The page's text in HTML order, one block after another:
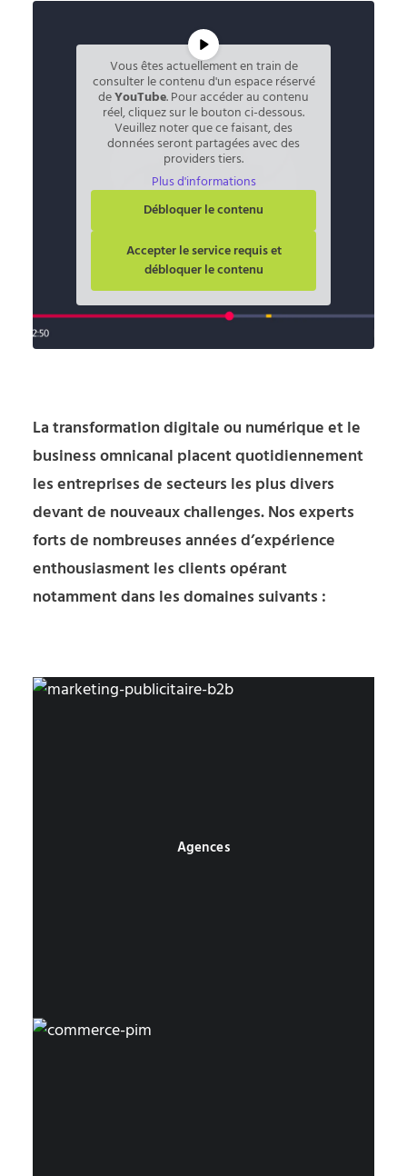
Vous êtes actuellement en train de
consulter le contenu d'un espace réservé
deYouTube. Pour accéder au contenu
réel, cliquez sur le bouton ci-dessous.
Veuillez noter que ce faisant, des
données seront partagées avec des
providers tiers.
Plus d'informations
Débloquer le contenu
Accepter le service requis et
débloquer le contenu
La transformation digitale ou numérique et le
business omnicanal placent quotidiennement
les entreprises de secteurs les plus divers
devant de nouveaux challenges. Nos experts
forts de nombreuses années d’expérience
enthousiasment les clients opérant
notamment dans les domaines suivants :
Agences